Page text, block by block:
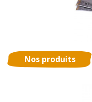
Nos produits